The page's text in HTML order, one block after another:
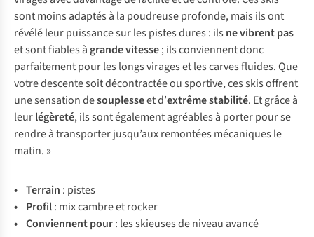
sont moins adaptés à la poudreuse profonde, mais ils ont
révélé leur puissance sur les pistes dures : ils ne vibrent pas
et sont fiables à grande vitesse; ils conviennent donc
parfaitement pour les longs virages et les carves fluides. Que
votre descente soit décontractée ou sportive, ces skis offrent
une sensation desouplesseet d’extrême stabilité. Et grâce à
leurlégèreté, ils sont également agréables à porter pour se
rendre à transporter jusqu’aux remontées mécaniques le
matin. »
• Terrain : pistes
• Profil: mixcambreetrocker
• Conviennentpour: lesskieusesdeniveau avancé